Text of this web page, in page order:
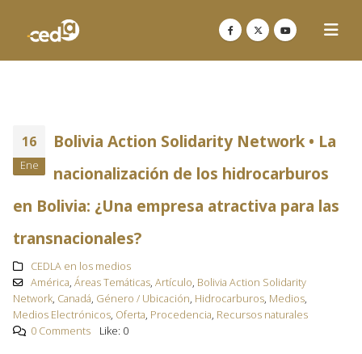
16
Ene
Bolivia Action Solidarity Network • La
nacionalización de los hidrocarburos
en Bolivia: ¿Una empresa atractiva para las
transnacionales?
CEDLA en los medios
América, Áreas Temáticas, Artículo, Bolivia Action Solidarity
Network, Canadá, Género / Ubicación, Hidrocarburos, Medios,
Medios Electrónicos, Oferta, Procedencia, Recursos naturales
0 Comments
Like: 0